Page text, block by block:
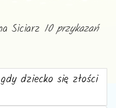
Siciarz 10 przykazań
dziecko się złości